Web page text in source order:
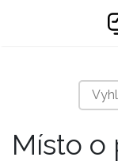
Místo o